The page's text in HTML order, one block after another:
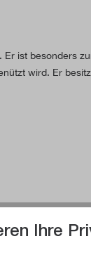
ist besonders
wird. Er
Ihre